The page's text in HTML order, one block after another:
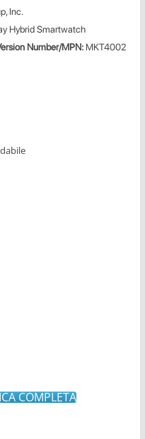
Inc.
Hybrid Smartwatch
Number/MPN: MKT4002
COMPLETA